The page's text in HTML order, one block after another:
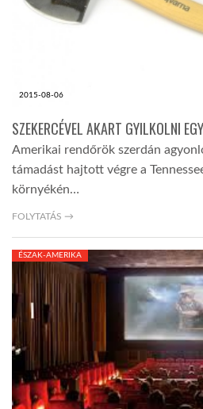
2015-08-06
SZEKERCÉVEL AKART GYILKOLNI
Amerikai rendőrök szerdán
támadást hajtott végre a
környékén…
FOLYTATÁS →
ÉSZAK-AMERIKA